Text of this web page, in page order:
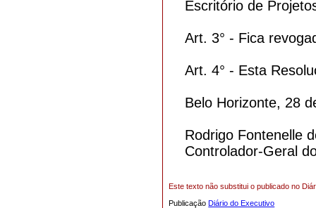
Escritório de
Art. 3° - Fica
Art. 4° - Esta
Belo Horizonte, 28
Rodrigo Fontenelle
Controlador-Geral
Este texto não substitui o publicado no
PublicaçãoDiário do Executivo